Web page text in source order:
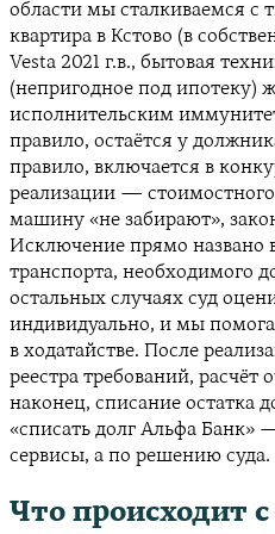
области мы сталкиваемся
квартира в Кстово (в
Vesta 2021 г.в., бытовая
(непригодное под ипотеку)
исполнительским
правило, остаётся у
правило, включается в
реализации —
машину «не забирают»,
Исключение прямо названо
транспорта, необходимого
остальных случаях суд
индивидуально, и мы
в ходатайстве. После
реестра требований, расчёт
наконец, списание остатка
«списать долг Альфа Банк»
сервисы, а по решению суда.
Что происходит